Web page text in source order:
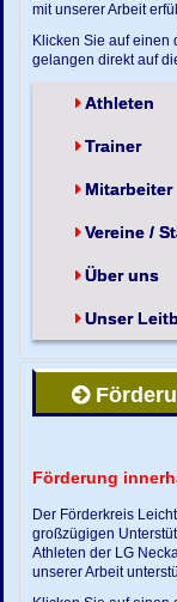
mit unserer Arbeit
Klicken Sie auf einen
gelangen direkt auf
Athleten
Trainer
Mitarbeiter
Vereine /
Über uns
Unser
Förderung
Der Förderkreis
großzügigen
Athleten der LG
unserer Arbeit